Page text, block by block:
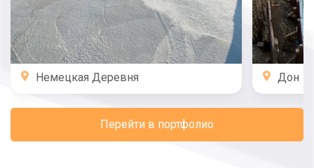
Немецкая Деревня Дон
Перейти в портфолио